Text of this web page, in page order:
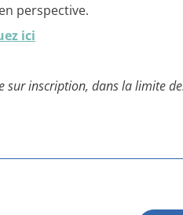
perspective.
ici
inscription, dans la limite